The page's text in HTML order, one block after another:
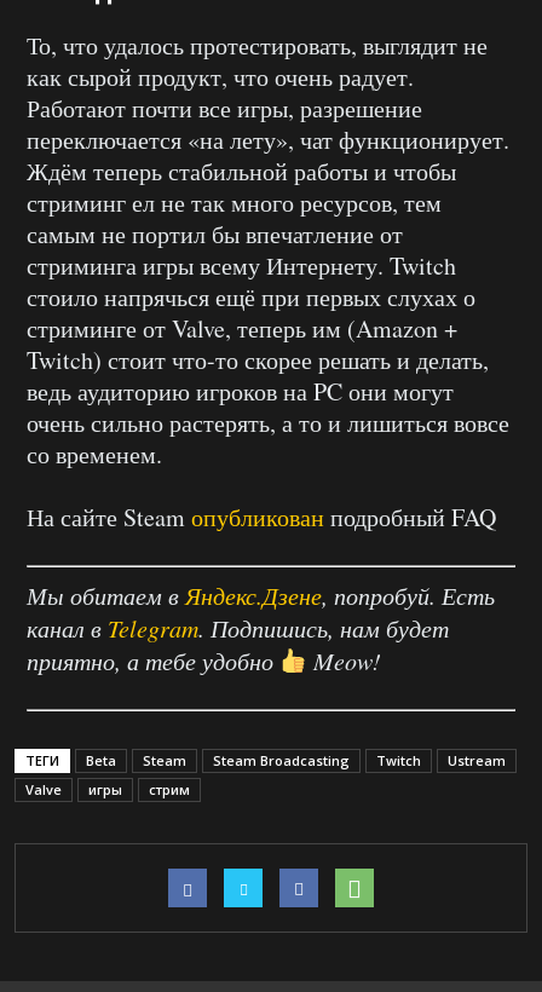
То, что удалось протестировать, выглядит не
как сырой продукт, что очень радует.
Работают почти все игры, разрешение
переключается «на лету», чат функционирует.
Ждём теперь стабильной работы и чтобы
стриминг ел не так много ресурсов, тем
самым не портил бы впечатление от
стриминга игры всему Интернету. Twitch
стоило напрячься ещё при первых слухах о
стриминге от Valve, теперь им (Amazon +
Twitch) стоит что-то скорее решать и делать,
ведь аудиторию игроков на PC они могут
очень сильно растерять, а то и лишиться вовсе
со временем.
На сайте Steamопубликованподробный FAQ
Мы обитаем в Яндекс.Дзене, попробуй. Есть
канал в Telegram. Подпишись, нам будет
приятно, а тебе удобно
Meow!
ТЕГИ Beta Steam Steam Broadcasting Twitch
Ustream
Valve
игры стрим